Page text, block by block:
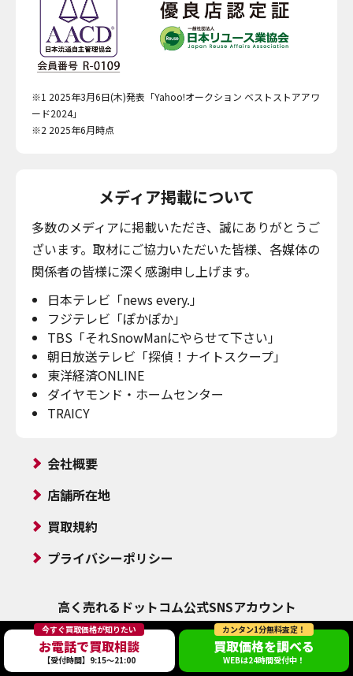
今すぐ買取価格が知りたい
お電話で買取相談
【受付時間】9:15～21:00
カンタン1分無料査定！
買取価格を調べる
WEBは24時間受付中！
※1 2025年3月6日(木)発表「Yahoo!オークション ベストストアアワ
ード2024」
※2 2025年6月時点
メディア掲載について
多数のメディアに掲載いただき、誠にありがとうご
ざいます。取材にご協力いただいた皆様、各媒体の
関係者の皆様に深く感謝申し上げます。
日本テレビ「news every.」
フジテレビ「ぽかぽか」
TBS「それSnowManにやらせて下さい」
朝日放送テレビ「探偵！ナイトスクープ」
東洋経済ONLINE
ダイヤモンド・ホームセンター
TRAICY
会社概要
店舗所在地
買取規約
プライバシーポリシー
高く売れるドットコム公式SNSアカウント